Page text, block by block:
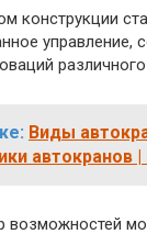
конструкции
управление,
различного
Виды
автокранов
возможностей